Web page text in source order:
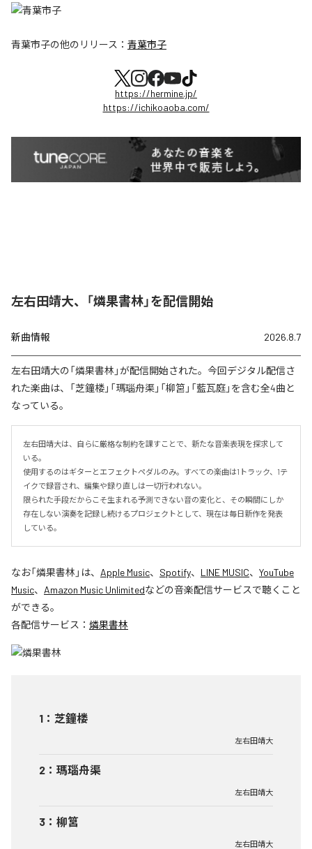
青葉市子の他のリリース： 青葉市子
https://hermine.jp/
https://ichikoaoba.com/
左右田靖大、「燐果書林」を配信開始
新曲情報 2026.8.7
左右田靖大の「燐果書林」が配信開始された。今回デジタル配信さ
れた楽曲は、「芝鐘楼」「瑪瑙舟渠」「柳筥」「藍瓦庭」を含む全4曲と
なっている。
左右田靖大は、自らに厳格な制約を課すことで、新たな音楽表現を探求して
いる。
使用するのはギターとエフェクトペダルのみ。すべての楽曲は1トラック、1テ
イクで録音され、編集や録り直しは一切行われない。
限られた手段だからこそ生まれる予測できない音の変化と、その瞬間にしか
存在しない演奏を記録し続けるプロジェクトとして、現在は毎日新作を発表
している。
なお「燐果書林 」は、 Apple Music、 Spotify、 LINE MUSIC、 YouTube
Music、 Amazon Music Unlimitedなどの音楽配信サービスで聴くこと
ができる。
各配信サービス： 燐果書林
1 ： 芝鐘楼
左右田靖大
2 ： 瑪瑙舟渠
左右田靖大
3 ： 柳筥
左右田靖大